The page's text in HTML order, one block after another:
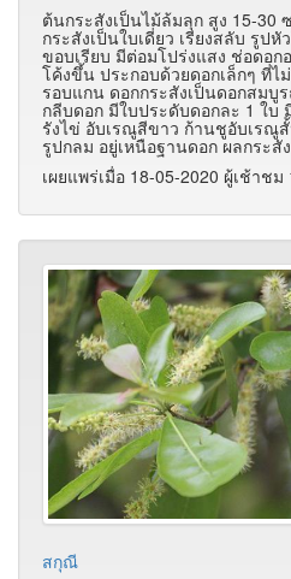
ต้นกระสังเป็นไม้ล้มลุก สูง 15-30
กระสังเป็นใบเดี่ยว เรียงสลับ รูป
ขอบเรียบ มีต่อมโปร่งแสง ช่อดอก
โค้งขึ้น ประกอบด้วยดอกเล็กๆ ที่
รอบแกน ดอกกระสังเป็นดอกสมบู
กลีบดอก มีใบประดับดอกละ 1 ใบ
รังไข่ อับเรณูสีขาว ก้านชูอับเรณูสั้
รูปกลม อยู่เหนือฐานดอก ผลกระ
เผยแพร่เมื่อ 18-05-2020 ผู้เช้าชม
สกุณี